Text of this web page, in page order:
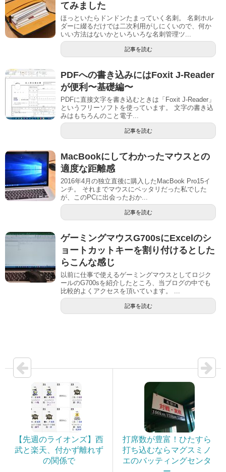
てみました
ほっといたらドンドンたまっていく名刺。 名刺ホル
ダーに綴るだけでは二次利用がしにくいので、何か
いい方法はないかといろいろな名刺管理ツ...
記事を読む
PDFへの書き込みにはFoxit J-Reader
が便利〜基礎編〜
PDFに直接文字を書き込むときは「Foxit J-Reader」
というフリーソフトを使っています。 文字の書き込
みはもちろんのこと電子...
記事を読む
MacBookにしてわかったマウスとの
適度な距離感
2016年4月の独立直後に購入したMacBook Pro15イ
ンチ。 それまでマウスにベッタリだった私でした
が、このPCに出会ったおか...
記事を読む
ゲーミングマウスG700sにExcelのシ
ョートカットキーを割り付けるとした
らこんな感じ
以前に仕事で使えるゲーミングマウスとしてロジク
ールのG700sを紹介したところ、当ブログの中でも
比較的よくアクセスを頂いています。 ...
記事を読む
【先週のライオンズ】西
武と楽天、付かず離れず
の関係で
打席数が豊富！ひたすら
打ち込むならマグスミノ
エのバッティングセンタ